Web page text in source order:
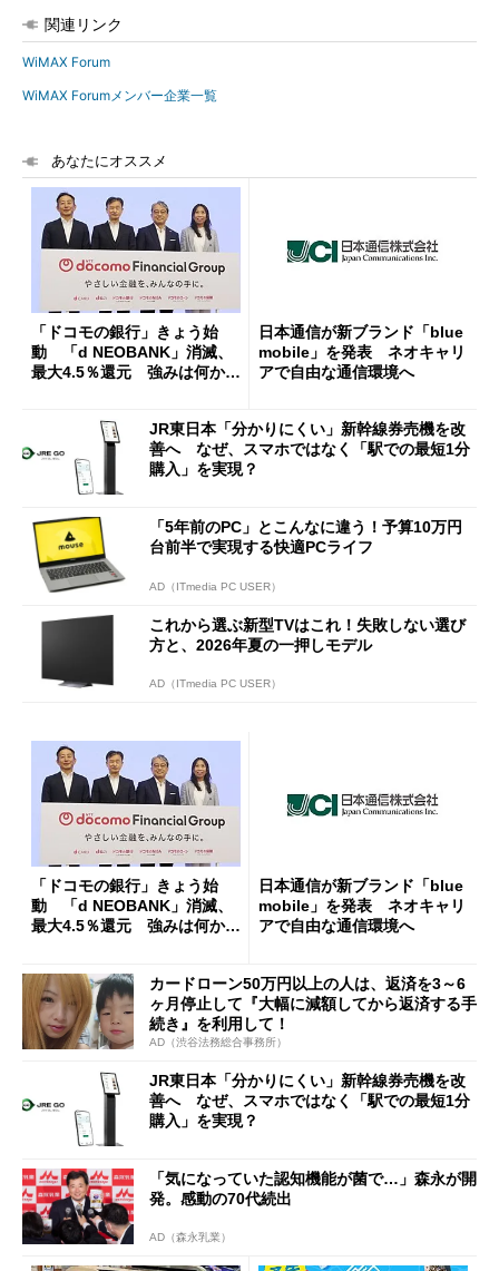
関連リンク
WiMAX Forum
WiMAX Forumメンバー企業一覧
あなたにオススメ
「ドコモの銀行」きょう始
動 「d NEOBANK」消滅、
最大4.5％還元 強みは何か解
日本通信が新ブランド「blue
mobile」を発表 ネオキャリ
アで自由な通信環境へ
JR東日本「分かりにくい」新幹線券売機を改
善へ なぜ、スマホではなく「駅での最短1分
購入」を実現？
「5年前のPC」とこんなに違う！予算10万円
台前半で実現する快適PCライフ
AD（ITmedia PC USER）
これから選ぶ新型TVはこれ！失敗しない選び
方と、2026年夏の一押しモデル
AD（ITmedia PC USER）
「ドコモの銀行」きょう始
動 「d NEOBANK」消滅、
最大4.5％還元 強みは何か解
日本通信が新ブランド「blue
mobile」を発表 ネオキャリ
アで自由な通信環境へ
カードローン50万円以上の人は、返済を3～6
ヶ月停止して『大幅に減額してから返済する手
続き』を利用して！
AD（渋谷法務総合事務所）
JR東日本「分かりにくい」新幹線券売機を改
善へ なぜ、スマホではなく「駅での最短1分
購入」を実現？
「気になっていた認知機能が菌で…」森永が開
発。感動の70代続出
AD（森永乳業）